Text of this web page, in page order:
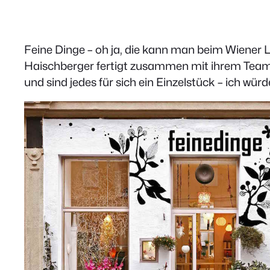
Feine Dinge – oh ja, die kann man beim Wiener
Haischberger fertigt zusammen mit ihrem
und sind jedes für sich ein Einzelstück – ich